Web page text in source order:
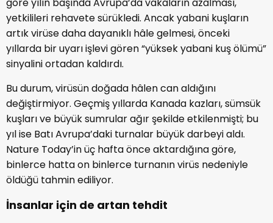
yetkilileri rehavete sürükledi. Ancak yabani kuşların
artık virüse daha dayanıklı hâle gelmesi, önceki
yıllarda bir uyarı işlevi gören “yüksek yabani kuş ölümü”
sinyalini ortadan kaldırdı.
Bu durum, virüsün doğada hâlen can aldığını
değiştirmiyor. Geçmiş yıllarda Kanada kazları, sümsük
kuşları ve büyük sumrular ağır şekilde etkilenmişti; bu
yıl ise Batı Avrupa’daki turnalar büyük darbeyi aldı.
Nature Today’in üç hafta önce aktardığına göre,
binlerce hatta on binlerce turnanın virüs nedeniyle
öldüğü tahmin ediliyor.
İnsanlar için de artan tehdit